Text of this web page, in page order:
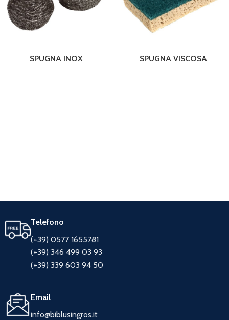
SPUGNA INOX SPUGNA VISCOSA
Telefono
(+39) 0577 1655781
(+39) 346 499 03 93
(+39) 339 603 94 50
Email
info@biblusingros.it